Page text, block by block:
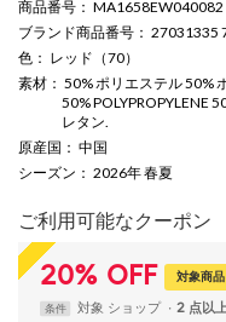
商品番号 ： MA1658EW040082
ブランド商品番号 ： 27031335
色 ： レッド（70）
素材 ： 50% ポリエステル 50%
50% POLYPROPYLENE
レタン.
原産国 ： 中国
シーズン ： 2026年 春夏
ご利用可能なクーポン
20% OFF 対象商
条件 対象 ショップ 2 点以